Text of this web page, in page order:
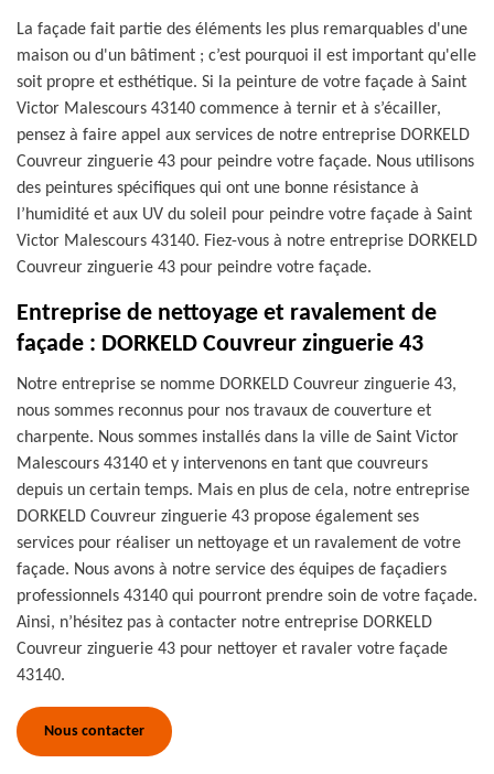
La façade fait partie des éléments les plus remarquables d'une
maison ou d'un bâtiment ; c’est pourquoi il est important qu'elle
soit propre et esthétique. Si la peinture de votre façade à Saint
Victor Malescours 43140 commence à ternir et à s’écailler,
pensez à faire appel aux services de notre entreprise DORKELD
Couvreur zinguerie 43 pour peindre votre façade. Nous utilisons
des peintures spécifiques qui ont une bonne résistance à
l’humidité et aux UV du soleil pour peindre votre façade à Saint
Victor Malescours 43140. Fiez-vous à notre entreprise DORKELD
Couvreur zinguerie 43 pour peindre votre façade.
Entreprise de nettoyage et ravalement de
façade : DORKELD Couvreur zinguerie 43
Notre entreprise se nomme DORKELD Couvreur zinguerie 43,
nous sommes reconnus pour nos travaux de couverture et
charpente. Nous sommes installés dans la ville de Saint Victor
Malescours 43140 et y intervenons en tant que couvreurs
depuis un certain temps. Mais en plus de cela, notre entreprise
DORKELD Couvreur zinguerie 43 propose également ses
services pour réaliser un nettoyage et un ravalement de votre
façade. Nous avons à notre service des équipes de façadiers
professionnels 43140 qui pourront prendre soin de votre façade.
Ainsi, n’hésitez pas à contacter notre entreprise DORKELD
Couvreur zinguerie 43 pour nettoyer et ravaler votre façade
43140.
Nous contacter